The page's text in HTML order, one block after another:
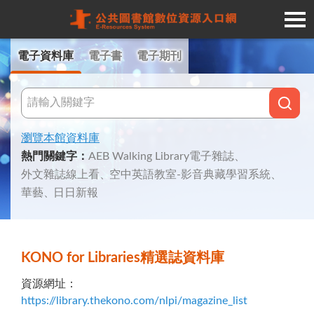
電子資料庫 電子書 電子期刊
瀏覽本館資料庫
熱門關鍵字 ： AEB Walking Library電子雜誌
外文雜誌線上看
空中英語教室-影音典藏學習系統
華藝
日日新報
KONO for Libraries精選誌資料庫
資源網址 ：
https://library.thekono.com/nlpi/magazine_list